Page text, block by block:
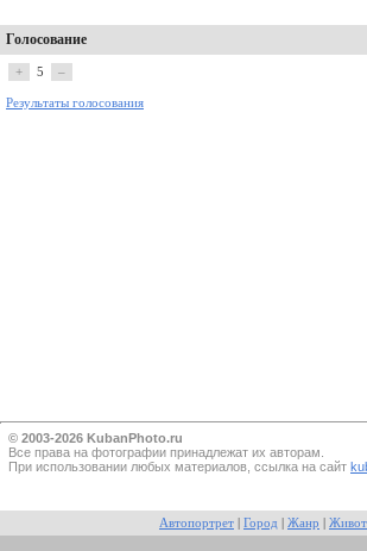
Голосование
+ 5 –
Результаты голосования
© 2003-2026 KubanPhoto.ru
Все прaва на фотографии принадлежат их авторам.
При использовании любых материалов, ссылка на сайт
Автопортрет Город Жанр